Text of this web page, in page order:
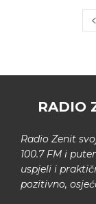
RADIO
Radio Zenit
100.7 FM i
uspjeli i
pozitivno,